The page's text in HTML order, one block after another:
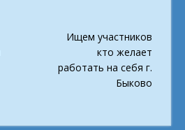
Ищем участников
кто желает
работать на себя г.
Быково